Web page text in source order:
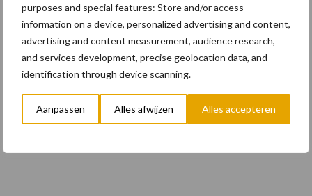
purposes and special features: Store and/or access
information on a device, personalized advertising and content,
advertising and content measurement, audience research,
and services development, precise geolocation data, and
identification through device scanning.
Aanpassen Alles afwijzen Alles accepteren
10 dec
Rototilt introduceert
draaikantelstukken in drie
nieuwe landen
Toon meer